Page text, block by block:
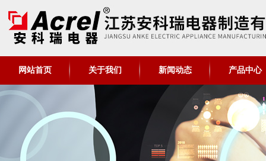
网站首页 关于我们 新闻动态 产品中心